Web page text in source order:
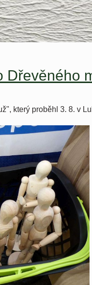
Dřevěného
který proběhl 3. 8. v